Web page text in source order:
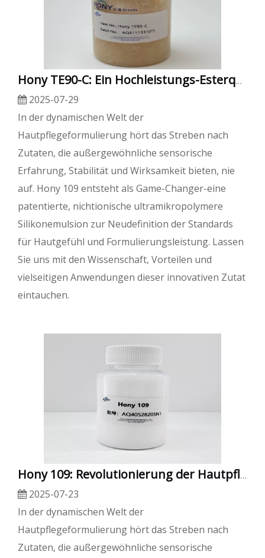
Hony TE90-C: Ein Hochleistungs-Esterquat für überlegen
2025-07-29
In der dynamischen Welt der
Hautpflegeformulierung hört das Streben nach
Zutaten, die außergewöhnliche sensorische
Erfahrung, Stabilität und Wirksamkeit bieten, nie
auf. Hony 109 entsteht als Game-Changer-eine
patentierte, nichtionische ultramikropolymere
Silikonemulsion zur Neudefinition der Standards
für Hautgefühl und Formulierungsleistung. Lassen
Sie uns mit den Wissenschaft, Vorteilen und
vielseitigen Anwendungen dieser innovativen Zutat
eintauchen.
Hony 109: Revolutionierung der Hautpflege mit Ultramicro -Silikonemulsionstechnologie
2025-07-23
In der dynamischen Welt der
Hautpflegeformulierung hört das Streben nach
Zutaten, die außergewöhnliche sensorische